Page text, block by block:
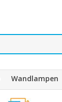
Wandlampen